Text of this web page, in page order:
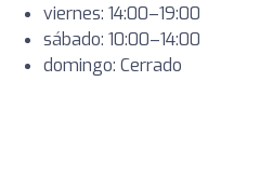
viernes: 14:00–19:00
sábado: 10:00–14:00
domingo: Cerrado